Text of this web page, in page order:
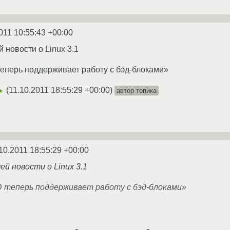
10:55:43 +00:00
новости о Linux 3.1
поддерживает работу с бэд-блоками»
(11.10.2011 18:55:29 +00:00) автор топика
18:55:29 +00:00
новости о Linux 3.1
теперь поддерживает работу с бэд-блоками»